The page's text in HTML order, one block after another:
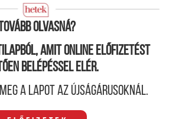
Tovább olvasná?
amit online előfizetést
belépéssel elér.
a lapot az újságárusoknál.